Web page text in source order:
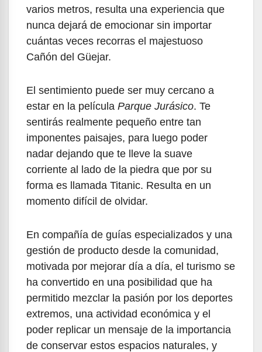
varios metros, resulta una experiencia que
nunca dejará de emocionar sin importar
cuántas veces recorras el majestuoso
Cañón del Güejar.
El sentimiento puede ser muy cercano a
estar en la película Parque Jurásico. Te
sentirás realmente pequeño entre tan
imponentes paisajes, para luego poder
nadar dejando que te lleve la suave
corriente al lado de la piedra que por su
forma es llamada Titanic. Resulta en un
momento difícil de olvidar.
En compañía de guías especializados y una
gestión de producto desde la comunidad,
motivada por mejorar día a día, el turismo se
ha convertido en una posibilidad que ha
permitido mezclar la pasión por los deportes
extremos, una actividad económica y el
poder replicar un mensaje de la importancia
de conservar estos espacios naturales, y